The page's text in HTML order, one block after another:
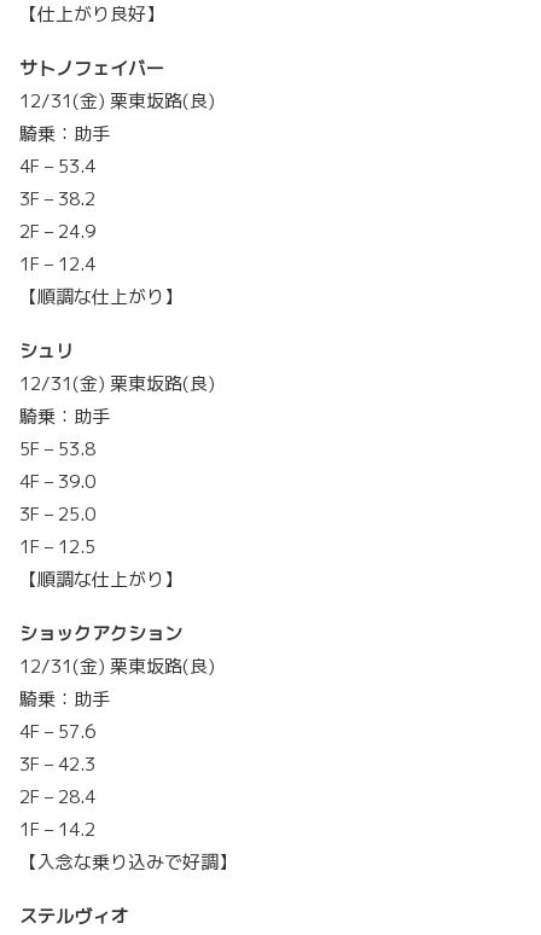
【仕上がり良好】
サトノフェイバー
12/31(金) 栗東坂路(良)
騎乗：助手
4F – 53.4
3F – 38.2
2F – 24.9
1F – 12.4
【順調な仕上がり】
シュリ
12/31(金) 栗東坂路(良)
騎乗：助手
5F – 53.8
4F – 39.0
3F – 25.0
1F – 12.5
【順調な仕上がり】
ショックアクション
12/31(金) 栗東坂路(良)
騎乗：助手
4F – 57.6
3F – 42.3
2F – 28.4
1F – 14.2
【入念な乗り込みで好調】
ステルヴィオ